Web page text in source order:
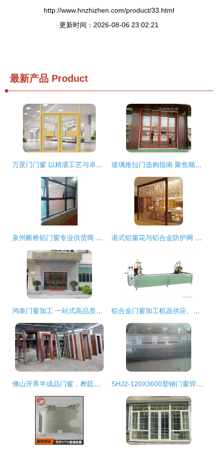
http://www.hnzhizhen.com/product/33.html
更新时间：2026-08-06 23:02:21
最新产品 Product